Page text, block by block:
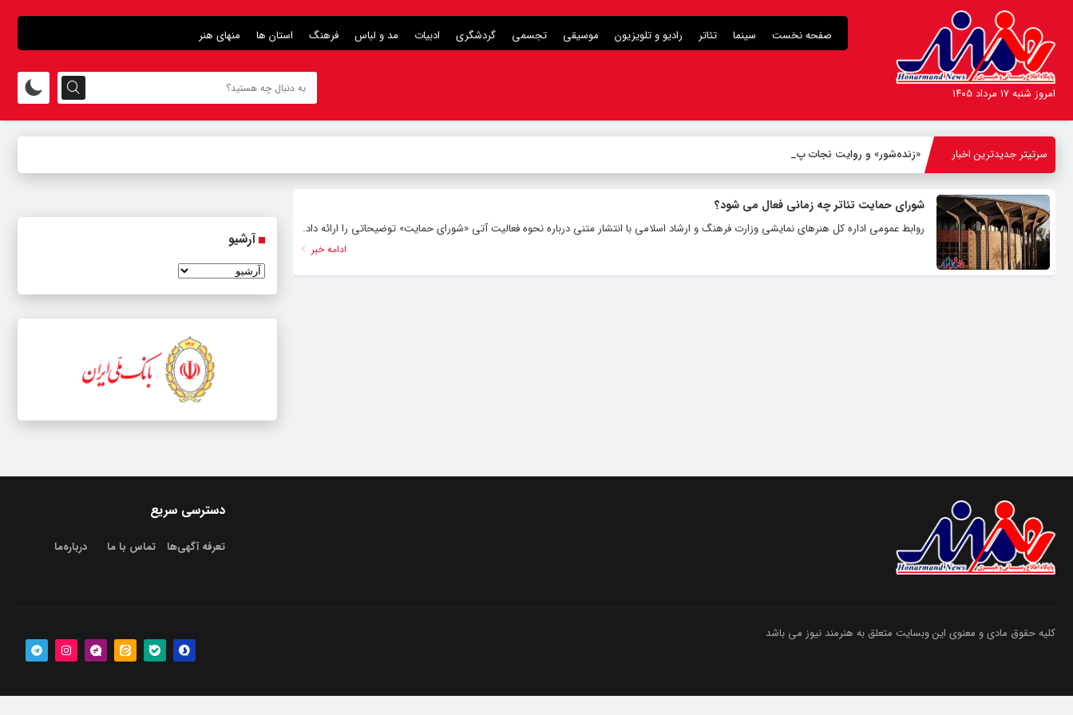
صفحه نخست سینما تئاتر رادیو و تلویزیون موسیقی تجسمی گردشگری ادبیات مد و لباس فرهنگ استان ها منهای هنر
امروز شنبه ۱۷ مرداد ۱۴۰۵
سرتیتر جدیدترین اخبار «زنده‌شور» و روایت نجات پنج اع
شورای حمایت تئاتر چه زمانی فعال می شود؟
روابط عمومی اداره کل هنرهای نمایشی وزارت فرهنگ و ارشاد اسلامی با انتشار متنی درباره نحوه فعالیت آتی «شورای حمایت» توضیحاتی را ارائه داد.
ادامه خبر
آرشیو
دسترسی سریع
تعرفه آگهی‌ها تماس با ما درباره‌‌ما
کلیه حقوق مادی و معنوی این وبسایت متعلق به هنرمند نیوز می باشد